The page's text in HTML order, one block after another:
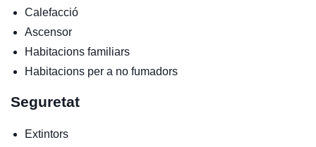
Calefacció
Ascensor
Habitacions familiars
Habitacions per a no fumadors
Seguretat
Extintors